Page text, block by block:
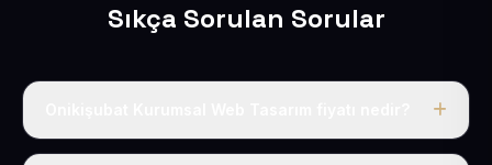
Sıkça Sorulan Sorular
Tek fiyat uygulanır: yıllık 50 USD + KDV. Bu bedele alan